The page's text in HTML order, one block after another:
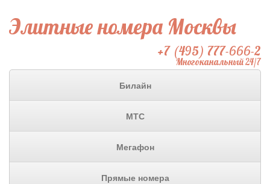
Элитные номера Москвы
+7 (495) 777-666-2
Многоканальный 24/7
Билайн
МТС
Мегафон
Прямые номера